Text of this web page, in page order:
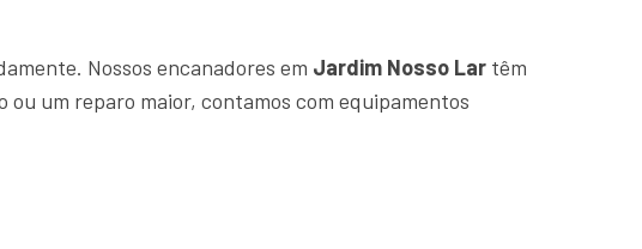
Nossos encanadores em Jardim Nosso Lar têm
um reparo maior, contamos com equipamentos